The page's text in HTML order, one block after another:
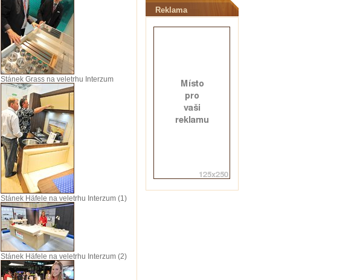
Stánek Grass na veletrhu Interzum
Stánek Häfele na veletrhu Interzum (1)
Stánek Häfele na veletrhu Interzum (2)
Reklama